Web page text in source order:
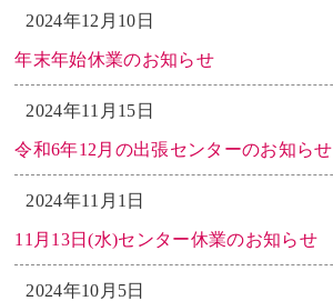
2024年12月10日
年末年始休業のお知らせ
2024年11月15日
令和6年12月の出張センターのお知らせ
2024年11月1日
11月13日(水)センター休業のお知らせ
2024年10月5日